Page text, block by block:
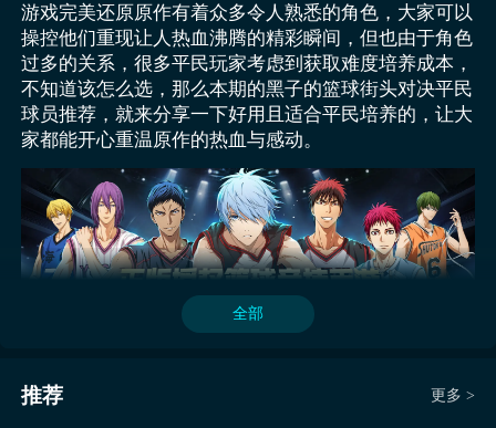
黑子的篮球街头对决平民球员有哪些先介绍这些球员
吧，其中的火神提供稳定内线终结，黑子创造战术空
间，土田守护防守篮板，伊月把控比赛节奏，日向输出
远程火力，水户部则作为攻防枢纽，所以都是低培养度
的角色，但是这些球员也能在天梯赛中与中氪玩家抗
衡，后期的球队大家也可以用这些球员搭配哦。
黑子的篮球街头对决大坪具体的相关内容就为大家介绍
到这里，作为相当出色的灌篮高手，在队伍抢篮板时有
着极大的作用。凭借着超大的体型，独特的灌篮技巧，
游戏里会有非常详细的篮球规则讲解，即使不会篮球的
玩家，可以快速掌握篮球规则，操控自己喜欢的角色，
开展一场对抗，游戏里这些角色会有各自不同的能力，
玩家可以借助他们的技能在对战的时候有更优秀的表
现，另外游戏里还会设定专属的羁绊加成，玩家可以在
力上的显著提升，整个战队的能力也会由此变强。
3技能“石火瞬突”，他如同石火般进行突破，能瞬间与
对手拉开距离，适合在持球进攻时使用。4技能“火踏劈
扣”，该角色在非二次运球状态下，持球从罚球线向前
跳步蓄力，在空中滑翔漫步完成灌篮。
这款游戏在7.16日的时候开启了公测。在公测之后很多
的兑换码都已经失效了。目前可以使用的兑换码只有一
个，玩家们在游戏里面输入“公测开启716”，便可以获
取到公测的福利礼物了。玩家们还需要记住一件事，在
输入这个兑换码的时候记得不要多输入空格，因为这样
游戏完美还原原作有着众多令人熟悉的角色，大家可以
操控他们重现让人热血沸腾的精彩瞬间，但也由于角色
过多的关系，很多平民玩家考虑到获取难度培养成本，
不知道该怎么选，那么本期的黑子的篮球街头对决平民
球员推荐，就来分享一下好用且适合平民培养的，让大
家都能开心重温原作的热血与感动。
全部
推荐 更多 >